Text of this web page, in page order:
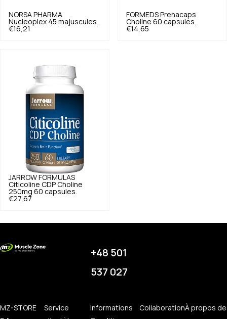
NORSA PHARMA
Nucleoplex 45 majuscules.
€16,21
FORMEDS Prenacaps
Choline 60 capsules.
€14,65
JARROW FORMULAS
Citicoline CDP Choline
250mg 60 capsules.
€27,67
+48 501
537 027
MZ-STORE
Service
Informations
CollaborationÀ propos de